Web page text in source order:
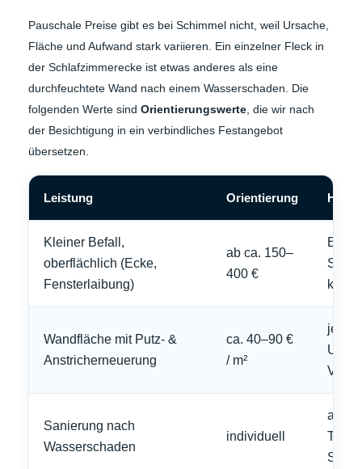
Pauschale Preise gibt es bei Schimmel nicht, weil Ursache,
Fläche und Aufwand stark variieren. Ein einzelner Fleck in
der Schlafzimmerecke ist etwas anderes als eine
durchfeuchtete Wand nach einem Wasserschaden. Die
folgenden Werte sind Orientierungswerte , die wir nach
der Besichtigung in ein verbindliches Festangebot
übersetzen.
Leistung Orientierung
Kleiner Befall,
oberflächlich (Ecke,
Fensterlaibung)
ab ca. 150–
400 €
Wandfläche mit Putz- &
Anstricherneuerung
ca. 40–90 €
/ m²
je
Sanierung nach
Wasserschaden
individuell